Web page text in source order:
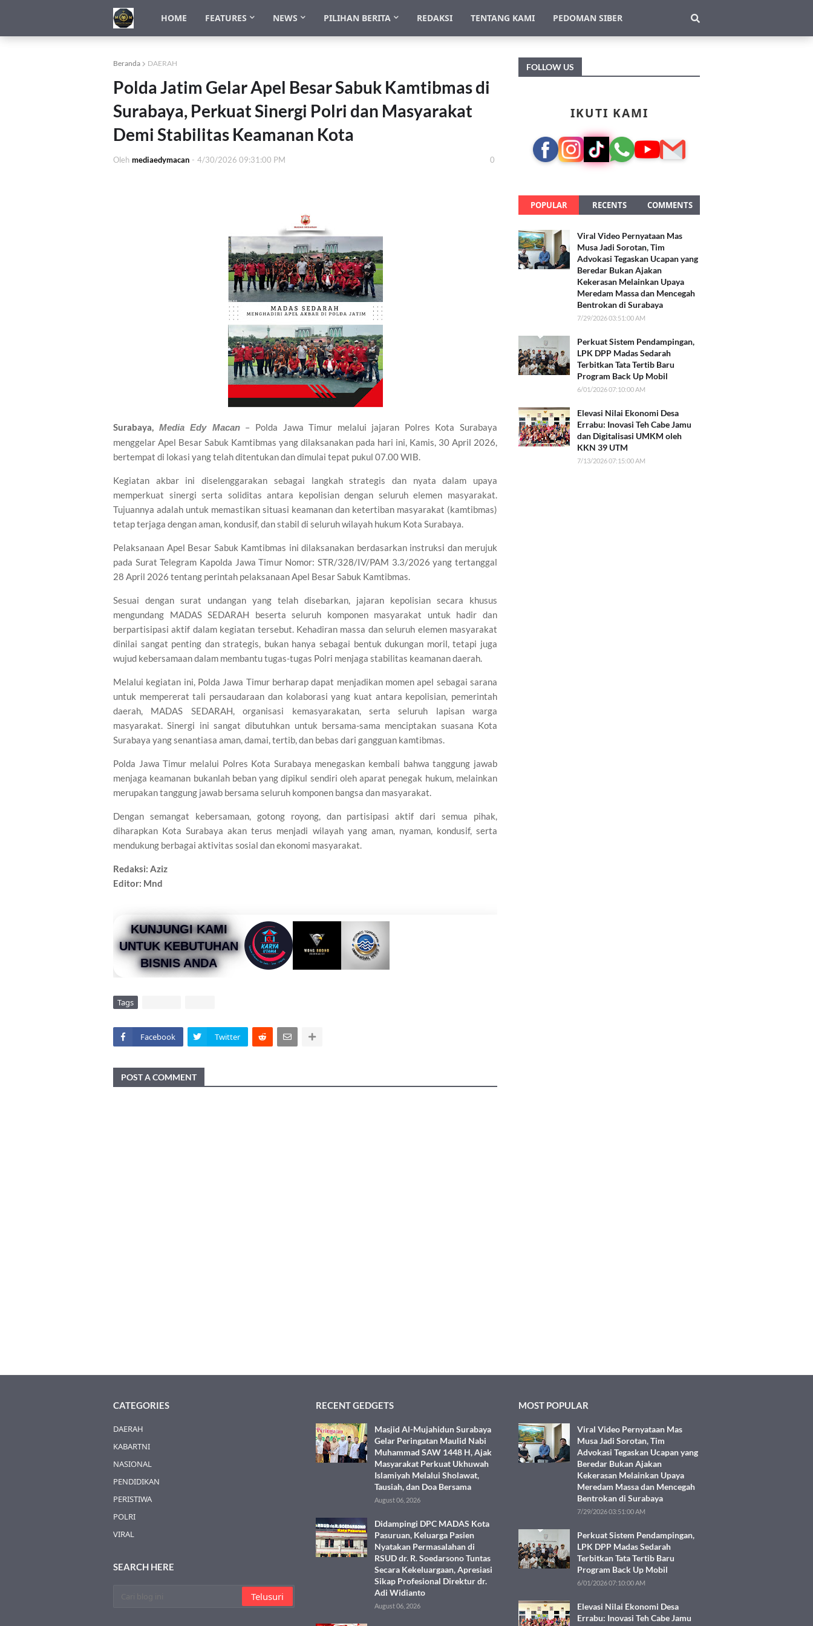
HOME FEATURES NEWS PILIHAN BERITA REDAKSI TENTANG KAMI PEDOMAN SIBER
Beranda DAERAH
Polda Jatim Gelar Apel Besar Sabuk Kamtibmas di
Surabaya, Perkuat Sinergi Polri dan Masyarakat
Demi Stabilitas Keamanan Kota
Oleh mediaedymacan - 4/30/2026 09:31:00 PM 0
Surabaya, Media Edy Macan– Polda Jawa Timur melalui jajaran Polres Kota Surabaya
menggelar Apel Besar Sabuk Kamtibmas yang dilaksanakan pada hari ini, Kamis, 30 April 2026,
bertempat di lokasi yang telah ditentukan dan dimulai tepat pukul 07.00 WIB.
Kegiatan akbar ini diselenggarakan sebagai langkah strategis dan nyata dalam upaya
memperkuat sinergi serta soliditas antara kepolisian dengan seluruh elemen masyarakat.
Tujuannya adalah untuk memastikan situasi keamanan dan ketertiban masyarakat (kamtibmas)
tetap terjaga dengan aman, kondusif, dan stabil di seluruh wilayah hukum Kota Surabaya.
Pelaksanaan Apel Besar Sabuk Kamtibmas ini dilaksanakan berdasarkan instruksi dan merujuk
pada Surat Telegram Kapolda Jawa Timur Nomor: STR/328/IV/PAM 3.3/2026 yang tertanggal
28 April 2026 tentang perintah pelaksanaan Apel Besar Sabuk Kamtibmas.
Sesuai dengan surat undangan yang telah disebarkan, jajaran kepolisian secara khusus
mengundang MADAS SEDARAH beserta seluruh komponen masyarakat untuk hadir dan
berpartisipasi aktif dalam kegiatan tersebut. Kehadiran massa dan seluruh elemen masyarakat
dinilai sangat penting dan strategis, bukan hanya sebagai bentuk dukungan moril, tetapi juga
wujud kebersamaan dalam membantu tugas-tugas Polri menjaga stabilitas keamanan daerah.
Melalui kegiatan ini, Polda Jawa Timur berharap dapat menjadikan momen apel sebagai sarana
untuk mempererat tali persaudaraan dan kolaborasi yang kuat antara kepolisian, pemerintah
daerah, MADAS SEDARAH, organisasi kemasyarakatan, serta seluruh lapisan warga
masyarakat. Sinergi ini sangat dibutuhkan untuk bersama-sama menciptakan suasana Kota
Surabaya yang senantiasa aman, damai, tertib, dan bebas dari gangguan kamtibmas.
Polda Jawa Timur melalui Polres Kota Surabaya menegaskan kembali bahwa tanggung jawab
menjaga keamanan bukanlah beban yang dipikul sendiri oleh aparat penegak hukum, melainkan
merupakan tanggung jawab bersama seluruh komponen bangsa dan masyarakat.
Dengan semangat kebersamaan, gotong royong, dan partisipasi aktif dari semua pihak,
diharapkan Kota Surabaya akan terus menjadi wilayah yang aman, nyaman, kondusif, serta
mendukung berbagai aktivitas sosial dan ekonomi masyarakat.
Redaksi: Aziz
Editor: Mnd
KUNJUNGI KAMI
UNTUK KEBUTUHAN
BISNIS ANDA
Tags
Facebook Twitter
POST A COMMENT
FOLLOW US
IKUTI KAMI
POPULAR RECENTS COMMENTS
Viral Video Pernyataan Mas
Musa Jadi Sorotan, Tim
Advokasi Tegaskan Ucapan yang
Beredar Bukan Ajakan
Kekerasan Melainkan Upaya
Meredam Massa dan Mencegah
Bentrokan di Surabaya
7/29/2026 03:51:00 AM
Perkuat Sistem Pendampingan,
LPK DPP Madas Sedarah
Terbitkan Tata Tertib Baru
Program Back Up Mobil
6/01/2026 07:10:00 AM
Elevasi Nilai Ekonomi Desa
Errabu: Inovasi Teh Cabe Jamu
dan Digitalisasi UMKM oleh
KKN 39 UTM
7/13/2026 07:15:00 AM
CATEGORIES
DAERAH
KABARTNI
NASIONAL
PENDIDIKAN
PERISTIWA
POLRI
VIRAL
SEARCH HERE
RECENT GEDGETS
Masjid Al-Mujahidun Surabaya
Gelar Peringatan Maulid Nabi
Muhammad SAW 1448 H, Ajak
Masyarakat Perkuat Ukhuwah
Islamiyah Melalui Sholawat,
Tausiah, dan Doa Bersama
August 06, 2026
Didampingi DPC MADAS Kota
Pasuruan, Keluarga Pasien
Nyatakan Permasalahan di
RSUD dr. R. Soedarsono Tuntas
Secara Kekeluargaan, Apresiasi
Sikap Profesional Direktur dr.
Adi Widianto
August 06, 2026
MOST POPULAR
Viral Video Pernyataan Mas
Musa Jadi Sorotan, Tim
Advokasi Tegaskan Ucapan yang
Beredar Bukan Ajakan
Kekerasan Melainkan Upaya
Meredam Massa dan Mencegah
Bentrokan di Surabaya
7/29/2026 03:51:00 AM
Perkuat Sistem Pendampingan,
LPK DPP Madas Sedarah
Terbitkan Tata Tertib Baru
Program Back Up Mobil
6/01/2026 07:10:00 AM
Elevasi Nilai Ekonomi Desa
Errabu: Inovasi Teh Cabe Jamu